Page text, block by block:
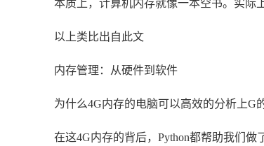
本质上，计算机内存就像一本空书。实际
以上类比出自此文
内存管理：从硬件到软件
为什么4G内存的电脑可以高效的分析上G
在这4G内存的背后，Python都帮助我们做